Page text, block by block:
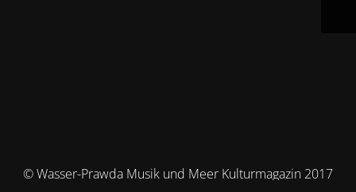
© Wasser-Prawda Musik und Meer Kulturmagazin 2017